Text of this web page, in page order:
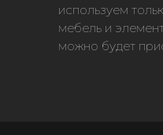
используем
мебель и
можно будет